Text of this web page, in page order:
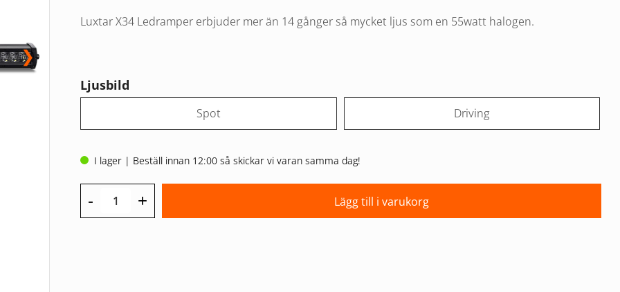
❯
Luxtar X34 Ledramper erbjuder mer än 14 gånger så mycket ljus som en 55watt halogen.
Ljusbild
Spot Driving
I lager | Beställ innan 12:00 så skickar vi varan samma dag!
- + Lägg till i varukorg